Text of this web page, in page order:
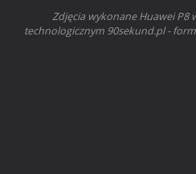
Zdjęcia wykonane Huawei P8
technologicznym 90sekund.pl -